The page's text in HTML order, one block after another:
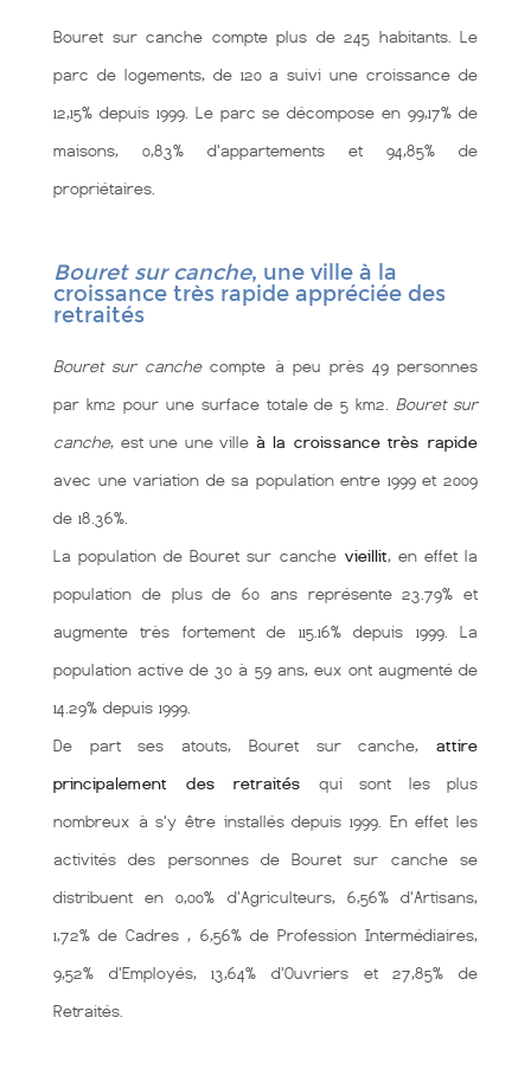
Bouret sur canche compte plus de 245 habitants. Le
parc de logements, de 120 a suivi une croissance de
12,15% depuis 1999. Le parc se décompose en 99,17% de
maisons, 0,83% d'appartements et 94,85% de
propriétaires.
Bouret sur canche, une ville à la
croissance très rapide appréciée des
retraités
Bouret sur canchecompte à peu près 49 personnes
par km2 pour une surface totale de 5 km2. Bouret sur
canche, est une une ville à la croissance très rapide
avec une variation de sa population entre 1999 et 2009
de 18.36%.
La population de Bouret sur canchevieillit, en effet la
population de plus de 60 ans représente 23.79% et
augmente très fortement de 115.16% depuis 1999. La
population active de 30 à 59 ans, eux ont augmenté de
14.29% depuis 1999.
De part ses atouts, Bouret sur canche, attire
principalement des retraités qui sont les plus
nombreux à s'y être installés depuis 1999. En effet les
activités des personnes de Bouret sur canche se
distribuent en 0,00% d'Agriculteurs, 6,56% d'Artisans,
1,72% de Cadres , 6,56% de Profession Intermédiaires,
9,52% d'Employés, 13,64% d'Ouvriers et 27,85% de
Retraités.